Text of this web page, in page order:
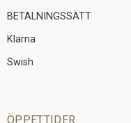
BETALNINGSSÄTT
Klarna
Swish
ÖPPETTIDER